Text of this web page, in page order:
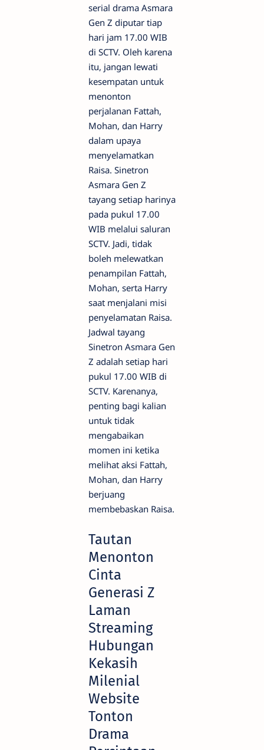
serial drama Asmara
Gen Z diputar tiap
hari jam 17.00 WIB
di SCTV. Oleh karena
itu, jangan lewati
kesempatan untuk
menonton
perjalanan Fattah,
Mohan, dan Harry
dalam upaya
menyelamatkan
Raisa. Sinetron
Asmara Gen Z
tayang setiap harinya
pada pukul 17.00
WIB melalui saluran
SCTV. Jadi, tidak
boleh melewatkan
penampilan Fattah,
Mohan, serta Harry
saat menjalani misi
penyelamatan Raisa.
Jadwal tayang
Sinetron Asmara Gen
Z adalah setiap hari
pukul 17.00 WIB di
SCTV. Karenanya,
penting bagi kalian
untuk tidak
mengabaikan
momen ini ketika
melihat aksi Fattah,
Mohan, dan Harry
berjuang
membebaskan Raisa.
Tautan
Menonton
Cinta
Generasi Z
Laman
Streaming
Hubungan
Kekasih
Milenial
Website
Tonton
Drama